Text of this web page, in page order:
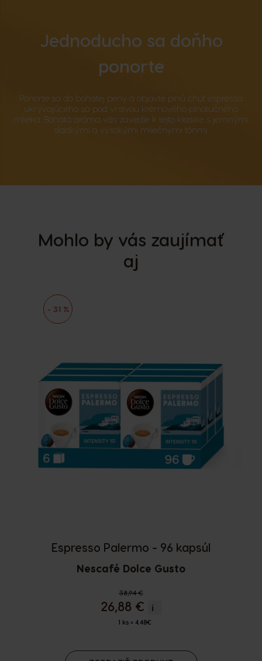
Jednoducho sa doňho
ponorte
Ponorte sa do bohatej peny a objavte plnú chuť espressa
ukrývajúceho sa pod vrstvou krémového plnotučného
mlieka. Bohatá aróma vás zavedie k tejto klasike s jemnými
sladkými a vysokými mliečnymi tónmi.
Mohlo by vás zaujímať
aj
- 31 %
Espresso Palermo - 96 kapsúl
Nescafé Dolce Gusto
Regular Price
38,94 €
26,88 € i
1 ks = 4.48€